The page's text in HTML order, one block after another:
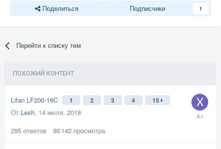
Поделиться Подписчики 1
Перейти к списку тем
ПОХОЖИЙ КОНТЕНТ
Lifan LF200-16C 1 2 3 4 15
От Lesh, 14 июля, 2018
295 ответов 89 142 просмотра